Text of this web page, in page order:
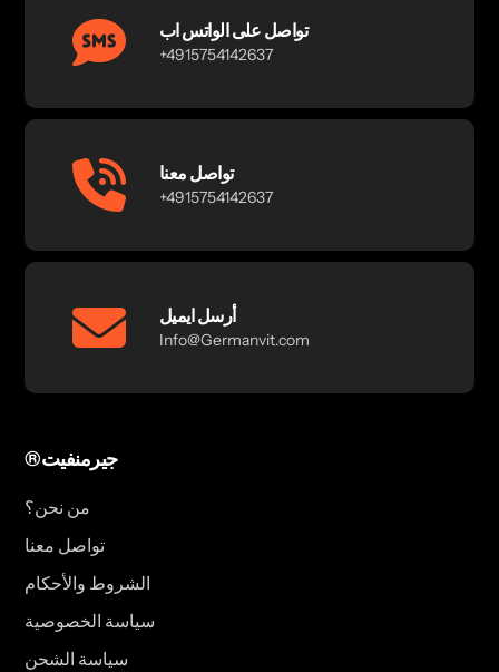
تواصل على الواتس اب
+4915754142637
تواصل معنا
+4915754142637
أرسل ايميل
Info@Germanvit.com
®جيرمنفيت
من نحن؟
تواصل معنا
الشروط والأحكام
سياسة الخصوصية
سياسة الشحن